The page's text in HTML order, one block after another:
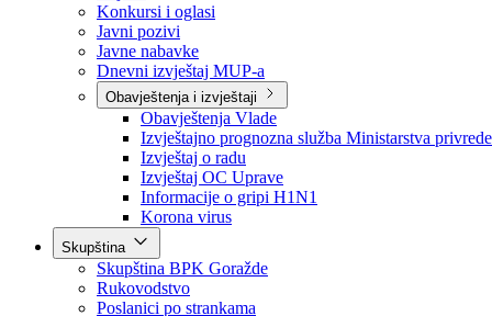
Sve vijesti
Izdvojeno
Najave
Konkursi i oglasi
Javni pozivi
Javne nabavke
Dnevni izvještaj MUP-a
Obavještenja i izvještaji
Obavještenja Vlade
Izvještajno prognozna služba Ministarstva privrede
Izvještaj o radu
Izvještaj OC Uprave
Informacije o gripi H1N1
Korona virus
Skupština